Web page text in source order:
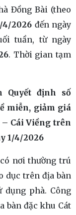
Đồng Bài (theo
4/2026 đến ngày
tuần, từ ngày
. Thời gian tạm
Quyết định số
miễn, giảm giá
Cái Viềng trên
1/4/2026
nơi thường trú
dục trên địa bàn
dụng phà. Công
đặc khu Cát